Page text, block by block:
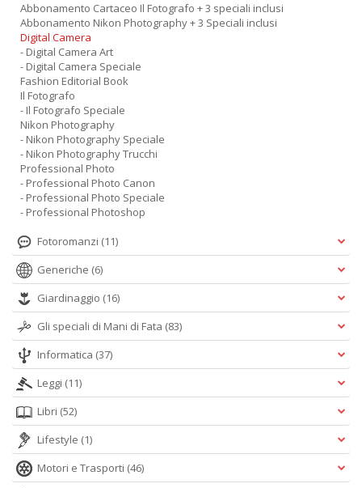
Abbonamento Cartaceo Il Fotografo + 3 speciali inclusi
Abbonamento Nikon Photography + 3 Speciali inclusi
Digital Camera
- Digital Camera Art
- Digital Camera Speciale
Fashion Editorial Book
Il Fotografo
- Il Fotografo Speciale
Nikon Photography
- Nikon Photography Speciale
- Nikon Photography Trucchi
Professional Photo
- Professional Photo Canon
- Professional Photo Speciale
- Professional Photoshop
Fotoromanzi (11)
Generiche (6)
Giardinaggio (16)
Gli speciali di Mani di Fata (83)
Informatica (37)
Leggi (11)
Libri (52)
Lifestyle (1)
Motori e Trasporti (46)